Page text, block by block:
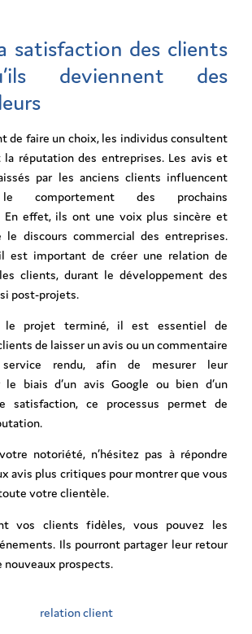
satisfaction des clients
deviennent des
de faire un choix, les individus consultent
réputation des entreprises. Les avis et
par les anciens clients influencent
le comportement des prochains
En effet, ils ont une voix plus sincère et
le discours commercial des entreprises.
il est important de créer une relation de
clients, durant le développement des
post-projets.
le projet terminé, il est essentiel de
de laisser un avis ou un commentaire
rendu, afin de mesurer leur
le biais d’un avis Google ou bien d’un
satisfaction, ce processus permet de
notoriété, n’hésitez pas à répondre
avis plus critiques pour montrer que vous
votre clientèle.
vos clients fidèles, vous pouvez les
Ils pourront partager leur retour
nouveaux prospects.